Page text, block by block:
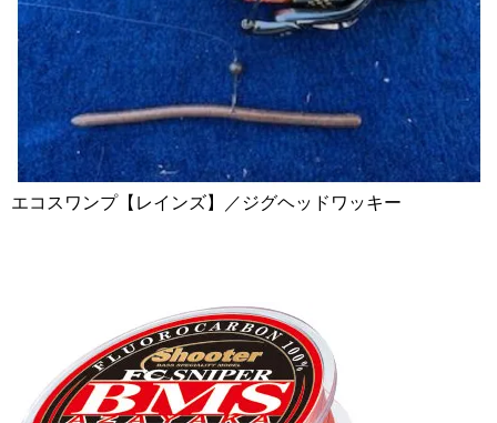
エコスワンプ【レインズ】／ジグヘッドワッキー